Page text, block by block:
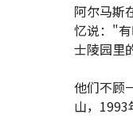
阿尔马斯
忆说："
士陵园里
他们不顾
山，1993